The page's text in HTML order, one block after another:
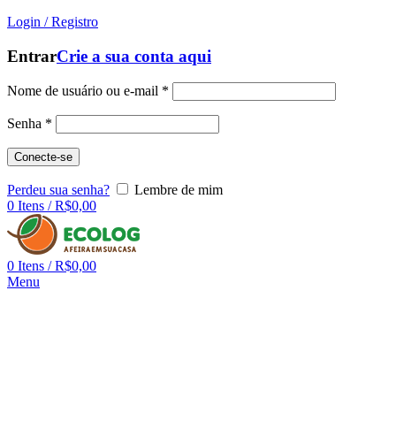
Login / Registro
EntrarCrie a sua conta aqui
Nome de usuário ou e-mail *
Senha *
Conecte-se
Perdeu sua senha?
Lembre de mim
0 Itens / R$0,00
0 Itens / R$0,00
Menu